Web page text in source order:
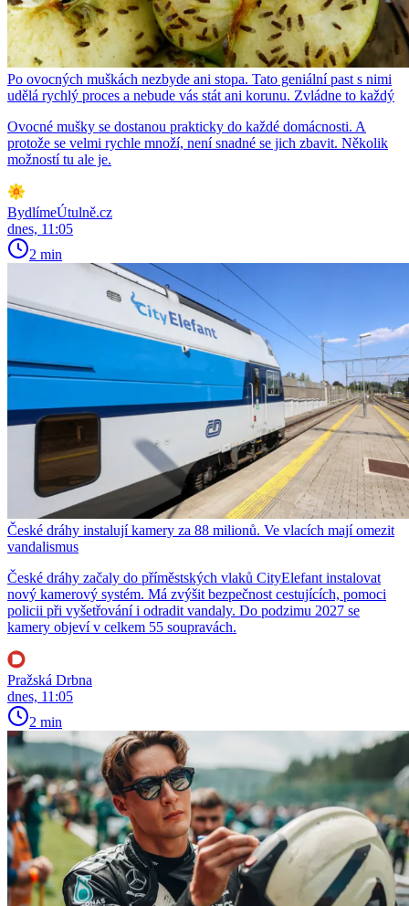
Po ovocných muškách nezbyde ani stopa. Tato geniální past s nimi
udělá rychlý proces a nebude vás stát ani korunu. Zvládne to každý
Ovocné mušky se dostanou prakticky do každé domácnosti. A
protože se velmi rychle množí, není snadné se jich zbavit. Několik
možností tu ale je.
BydlímeÚtulně.cz
dnes, 11:05
2 min
České dráhy instalují kamery za 88 milionů. Ve vlacích mají omezit
vandalismus
České dráhy začaly do příměstských vlaků CityElefant instalovat
nový kamerový systém. Má zvýšit bezpečnost cestujících, pomoci
policii při vyšetřování i odradit vandaly. Do podzimu 2027 se
kamery objeví v celkem 55 soupravách.
Pražská Drbna
dnes, 11:05
2 min